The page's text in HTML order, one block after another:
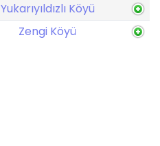
Yukarıyıldızlı Köyü
Zengi Köyü